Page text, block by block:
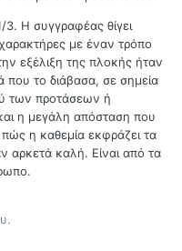
3. Η συγγραφέας θίγει
με έναν τρόπο
εξέλιξη της πλοκής ήταν
το διάβασα, σε σημεία
των προτάσεων ή
η μεγάλη απόσταση που
η καθεμία εκφράζει τα
αρκετά καλή. Είναι από τα